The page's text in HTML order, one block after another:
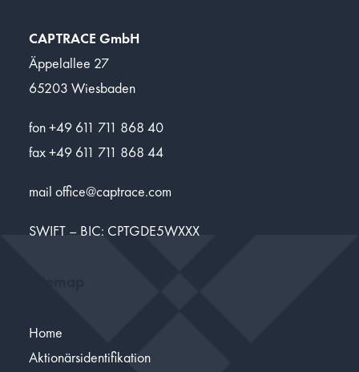
CAPTRACE GmbH
Äppelallee 27
65203 Wiesbaden
fon +49 611 711 868 40
fax +49 611 711 868 44
mail office@captrace.com
SWIFT – BIC: CPTGDE5WXXX
Home
Aktionärsidentifikation